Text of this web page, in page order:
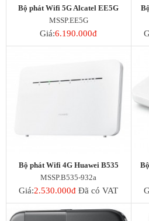
Bộ phát Wifi 5G Alcatel EE5G
MSSP.EE5G
Giá:6.190.000đ
Bộ phát Wifi 4G Huawei B535
MSSP.B535-932a
Giá:2.530.000đ Đã có VAT